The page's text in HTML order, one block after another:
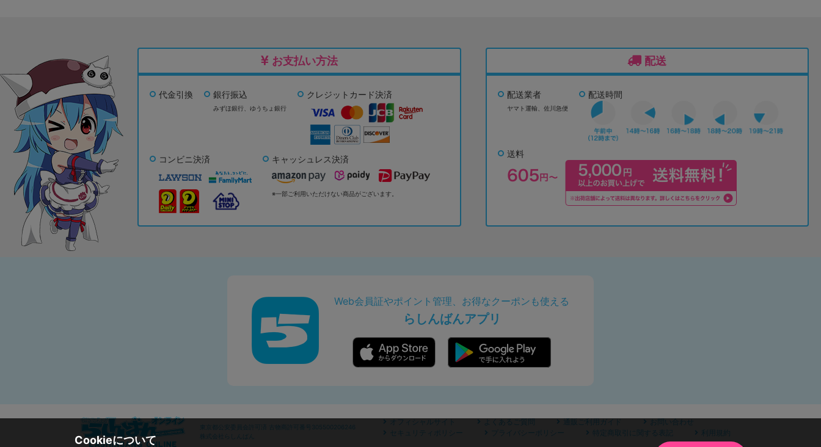
お支払い方法
代金引換 銀行振込
みずほ銀行、 ゆうちょ銀行
クレジットカード決済
コンビニ決済 キャッシュレス決済
※一部ご利用いただけない商品がございます。
配送
配送業者
ヤマト運輸、佐川急便
配送時間
送料
Web会員証やポイント管理、お得なクーポンも使える
らしんばんアプリ
東京都公安委員会許可済 古物商許可番号305500206246
オフィシャルサイト よくあるご質問 通販ご利用ガイド
お問い合わせ
セキュリティポリシー
プライバシーポリシー 特定商取引に関する表記 利用規約
Cookieについて